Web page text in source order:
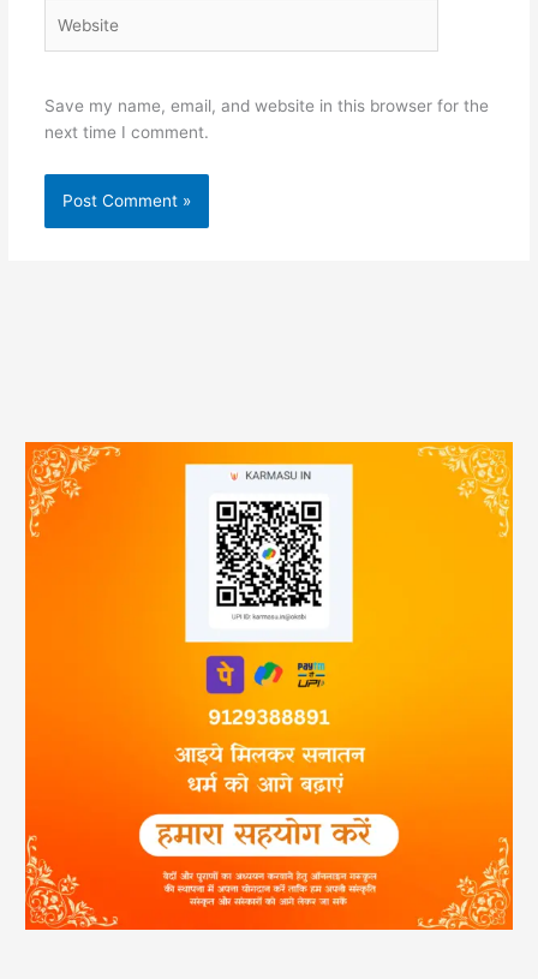
Save my name, email, and website in this browser for the
next time I comment.